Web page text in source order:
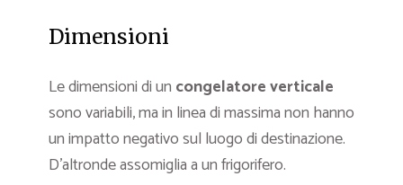
Dimensioni
Le dimensioni di un congelatore verticale
sono variabili, ma in linea di massima non hanno
un impatto negativo sul luogo di destinazione.
D’altronde assomiglia a un frigorifero.